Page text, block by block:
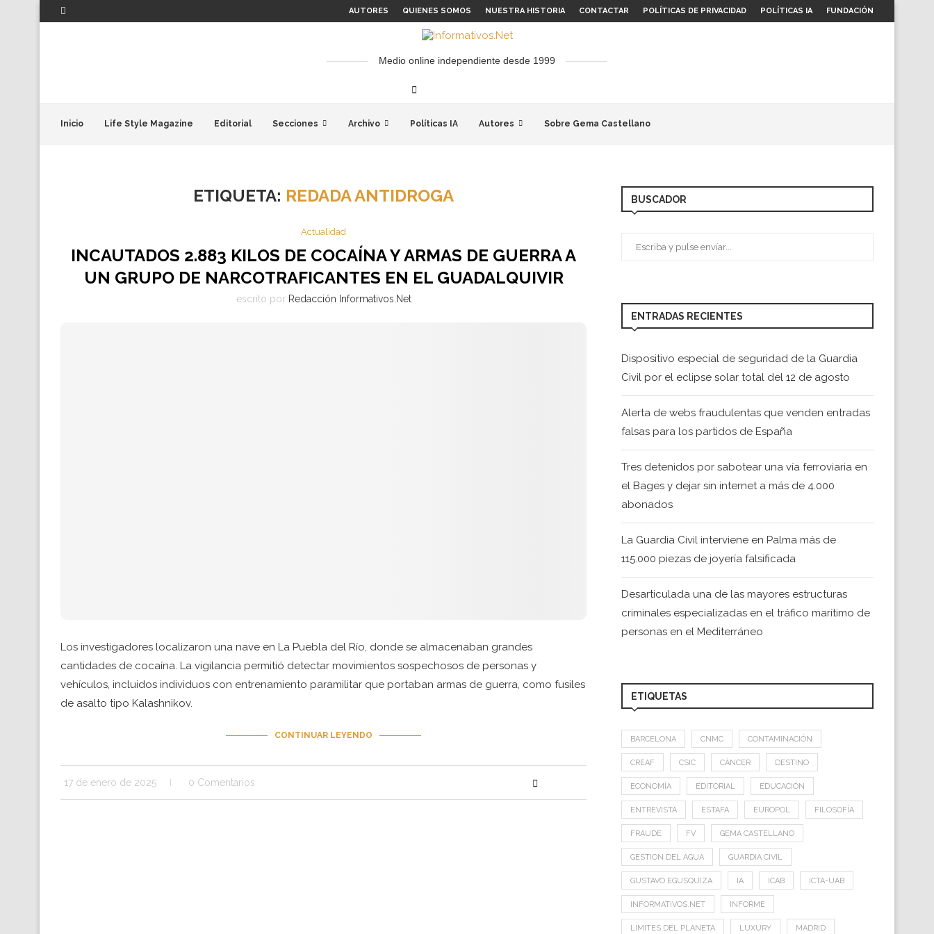
AUTORES QUIENES SOMOS NUESTRA HISTORIA CONTACTAR POLÍTICAS DE PRIVACIDAD POLÍTICAS IA FUNDACIÓN
Medio online independiente desde 1999
Inicio Life Style Magazine Editorial Secciones Archivo Políticas IA Autores Sobre Gema Castellano
ETIQUETA: REDADA ANTIDROGA
Actualidad
INCAUTADOS 2.883 KILOS DE COCAÍNA Y ARMAS DE GUERRA A
UN GRUPO DE NARCOTRAFICANTES EN EL GUADALQUIVIR
escrito por Redacción Informativos.Net
Los investigadores localizaron una nave en La Puebla del Río, donde se almacenaban grandes
cantidades de cocaína. La vigilancia permitió detectar movimientos sospechosos de personas y
vehículos, incluidos individuos con entrenamiento paramilitar que portaban armas de guerra, como fusiles
de asalto tipo Kalashnikov.
CONTINUAR LEYENDO
17 de enero de 2025 0 Comentarios
BUSCADOR
ENTRADAS RECIENTES
Dispositivo especial de seguridad de la Guardia
Civil por el eclipse solar total del 12 de agosto
Alerta de webs fraudulentas que venden entradas
falsas para los partidos de España
Tres detenidos por sabotear una vía ferroviaria en
el Bages y dejar sin internet a más de 4.000
abonados
La Guardia Civil interviene en Palma más de
115.000 piezas de joyería falsificada
Desarticulada una de las mayores estructuras
criminales especializadas en el tráfico marítimo de
personas en el Mediterráneo
ETIQUETAS
BARCELONA CNMC CONTAMINACIÓN
CREAF CSIC CÁNCER DESTINO
ECONOMÍA EDITORIAL EDUCACIÓN
ENTREVISTA ESTAFA EUROPOL FILOSOFÍA
FRAUDE FV GEMA CASTELLANO
GESTION DEL AGUA GUARDIA CIVIL
GUSTAVO EGUSQUIZA IA ICAB ICTA-UAB
INFORMATIVOS.NET INFORME
LIMITES DEL PLANETA LUXURY MADRID